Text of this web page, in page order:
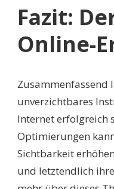
Fazit:
Online-
Zusammenfassend
unverzichtbares
Internet erfolgreich
Optimierungen
Sichtbarkeit
und letztendlich